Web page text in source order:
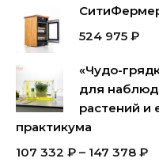
524 975 ₽
«Чудо-
для
растений и
практикума
107 332 ₽ – 147 378 ₽